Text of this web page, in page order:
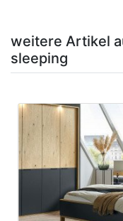
weitere Artikel
sleeping